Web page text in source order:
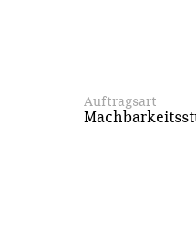
Auftragsart